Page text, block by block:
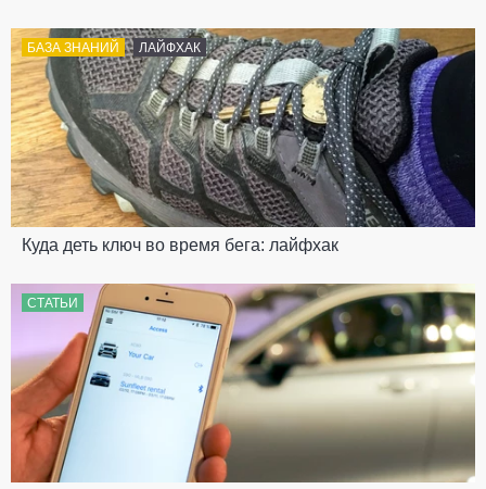
БАЗА ЗНАНИЙ ЛАЙФХАК
Куда деть ключ во время бега: лайфхак
СТАТЬИ